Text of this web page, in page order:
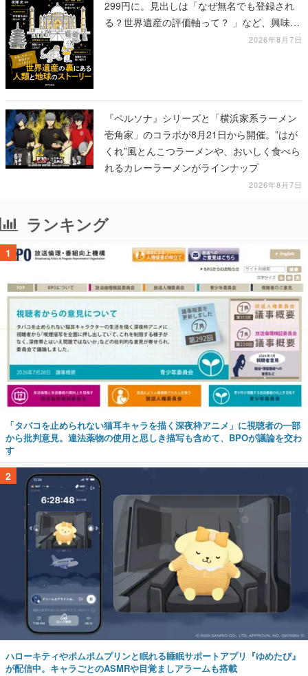
299円に。見出しは「なぜ無名でも登録され
る？世界遺産の評価軸って？ 」など、興味を
2026年8月7日
『ペルソナ』シリーズと「横浜家系ラーメン
壱角家」のコラボが8月21日から開催。”はが
くれ”風とんこつラーメンや、おいしく食べら
れるカレーラーメンがラインナップ
2026年8月7日
ランキング
1
「タバコを止められない猫耳キャラを描く深夜枠アニメ」に視聴者の一部
から批判意見。違法薬物の使用と思しき描写も含めて、BPOが議論を交わ
す
2
ハローキティやポムポムプリンと眠れる睡眠サポートアプリ『ゆめたび』
が配信中。キャラごとのASMRや目覚ましアラームも搭載